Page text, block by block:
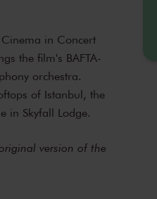
in Concert
the film's BAFTA-
orchestra.
of Istanbul, the
in Skyfall Lodge.
version of the